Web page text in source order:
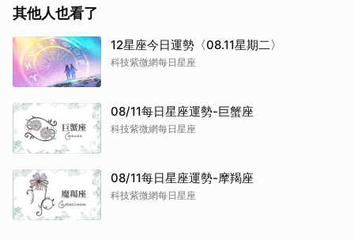
其他人也看了
12星座今日運勢〈08.11星期二〉
科技紫微網每日星座
08/11每日星座運勢-巨蟹座
科技紫微網每日星座
08/11每日星座運勢-摩羯座
科技紫微網每日星座